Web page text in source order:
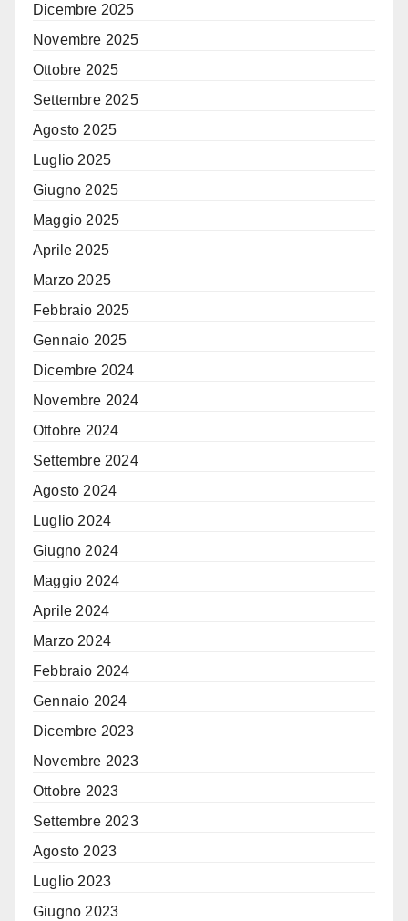
Dicembre 2025
Novembre 2025
Ottobre 2025
Settembre 2025
Agosto 2025
Luglio 2025
Giugno 2025
Maggio 2025
Aprile 2025
Marzo 2025
Febbraio 2025
Gennaio 2025
Dicembre 2024
Novembre 2024
Ottobre 2024
Settembre 2024
Agosto 2024
Luglio 2024
Giugno 2024
Maggio 2024
Aprile 2024
Marzo 2024
Febbraio 2024
Gennaio 2024
Dicembre 2023
Novembre 2023
Ottobre 2023
Settembre 2023
Agosto 2023
Luglio 2023
Giugno 2023